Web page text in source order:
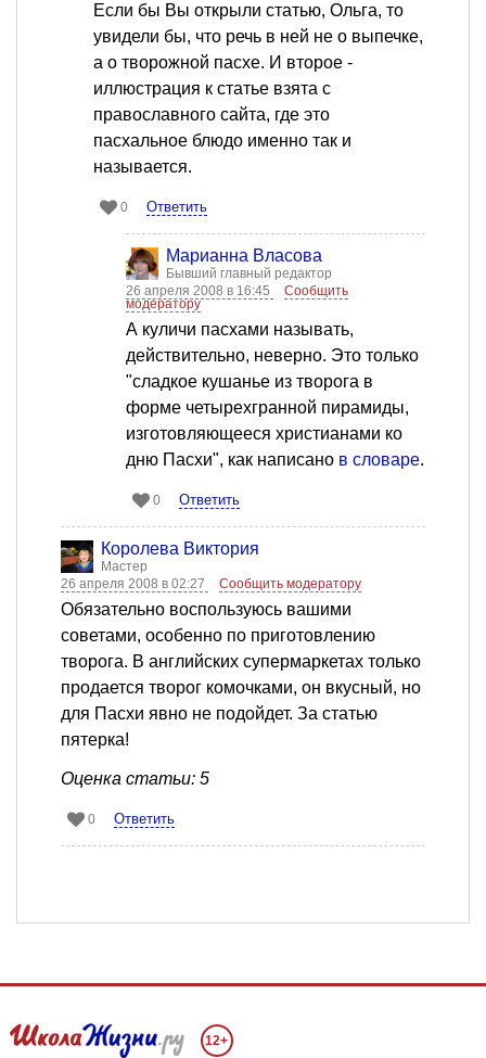
Если бы Вы открыли статью, Ольга, то
увидели бы, что речь в ней не о выпечке,
а о творожной пасхе. И второе -
иллюстрация к статье взята с
православного сайта, где это
пасхальное блюдо именно так и
называется.
0 Ответить
Марианна Власова
Бывший главный редактор
26 апреля 2008 в 16:45
Сообщить
модератору
А куличи пасхами называть,
действительно, неверно. Это только
"сладкое кушанье из творога в
форме четырехгранной пирамиды,
изготовляющееся христианами ко
дню Пасхи", как написано в словаре.
0 Ответить
Королева Виктория
Мастер
26 апреля 2008 в 02:27
Сообщить модератору
Обязательно воспользуюсь вашими
советами, особенно по приготовлению
творога. В английских супермаркетах только
продается творог комочками, он вкусный, но
для Пасхи явно не подойдет. За статью
пятерка!
Оценка статьи: 5
0 Ответить
12+